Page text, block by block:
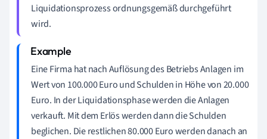
Liquidationsprozess ordnungsgemäß durchgeführt
wird.
Eine Firma hat nach Auflösung des Betriebs Anlagen im
Wert von 100.000 Euro und Schulden in Höhe von 20.000
Euro. In der Liquidationsphase werden die Anlagen
verkauft. Mit dem Erlös werden dann die Schulden
beglichen. Die restlichen 80.000 Euro werden danach an